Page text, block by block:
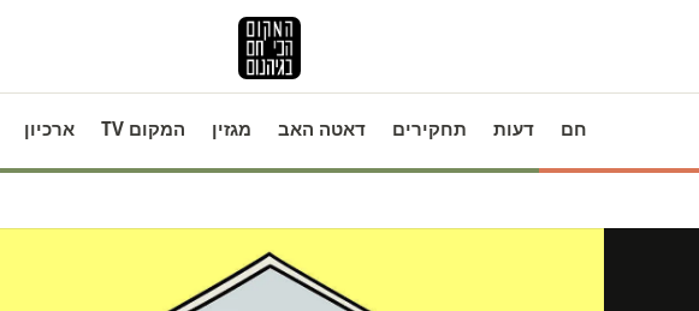
חם דעות תחקירים דאטה האב מגזין המקום TV ארכיון